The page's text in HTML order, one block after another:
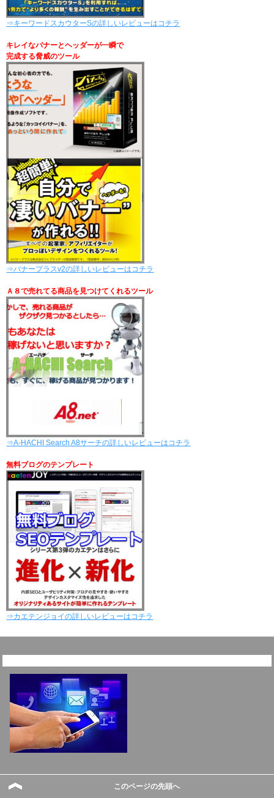
⇒キーワードスカウターSの詳しいレビューはコチラ
キレイなバナーとヘッダーが一瞬で
完成する脅威のツール
⇒バナープラスv2の詳しいレビューはコチラ
Ａ８で売れてる商品を見つけてくれるツール
⇒A-HACHI Search A8サーチの詳しいレビューはコチラ
無料ブログのテンプレート
⇒カエテンジョイの詳しいレビューはコチラ
このページの先頭へ